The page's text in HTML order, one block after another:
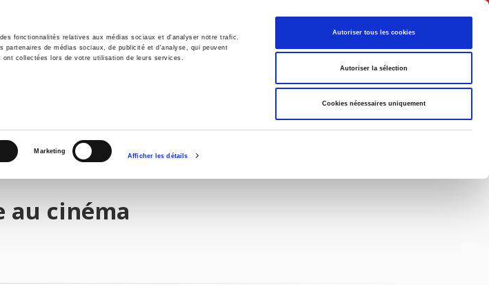
fonctionnalités relatives aux médias sociaux et d'analyser notre trafic.
de médias sociaux, de publicité et d'analyse, qui peuvent
collectées lors de votre utilisation de leurs services.
Marketing
Afficher les détails
Autoriser tous les cookies
Autoriser la sélection
Cookies nécessaires uniquement
English
History International Politics
au cinéma